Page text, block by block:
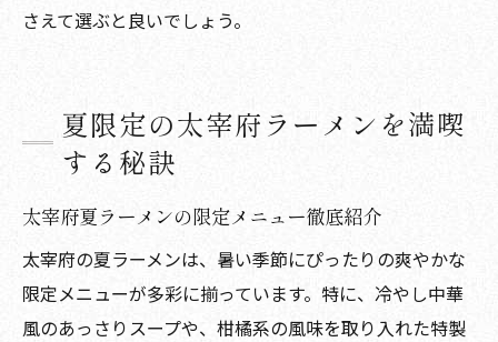
さえて選ぶと良いでしょう。
夏限定の太宰府ラーメンを満喫
する秘訣
太宰府夏ラーメンの限定メニュー徹底紹介
太宰府の夏ラーメンは、暑い季節にぴったりの爽やかな
限定メニューが多彩に揃っています。特に、冷やし中華
風のあっさりスープや、柑橘系の風味を取り入れた特製